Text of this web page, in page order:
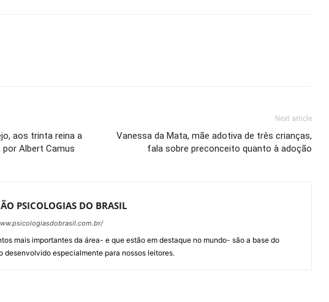
aos trinta reina a
por Albert Camus
Next article
Vanessa da Mata, mãe adotiva de três crianças,
fala sobre preconceito quanto à adoção
PSICOLOGIAS DO BRASIL
mais importantes da área- e que estão em destaque no mundo- são a base do
desenvolvido especialmente para nossos leitores.